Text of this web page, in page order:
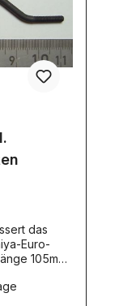
das
Euro-
105mm